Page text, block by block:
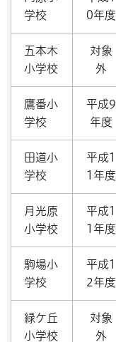
学校
0年度
五本木
小学校
対象
外
鷹番小
学校
平成9
年度
田道小
学校
平成1
1年度
月光原
小学校
平成1
1年度
駒場小
学校
平成1
2年度
緑ケ丘
小学校
対象
外